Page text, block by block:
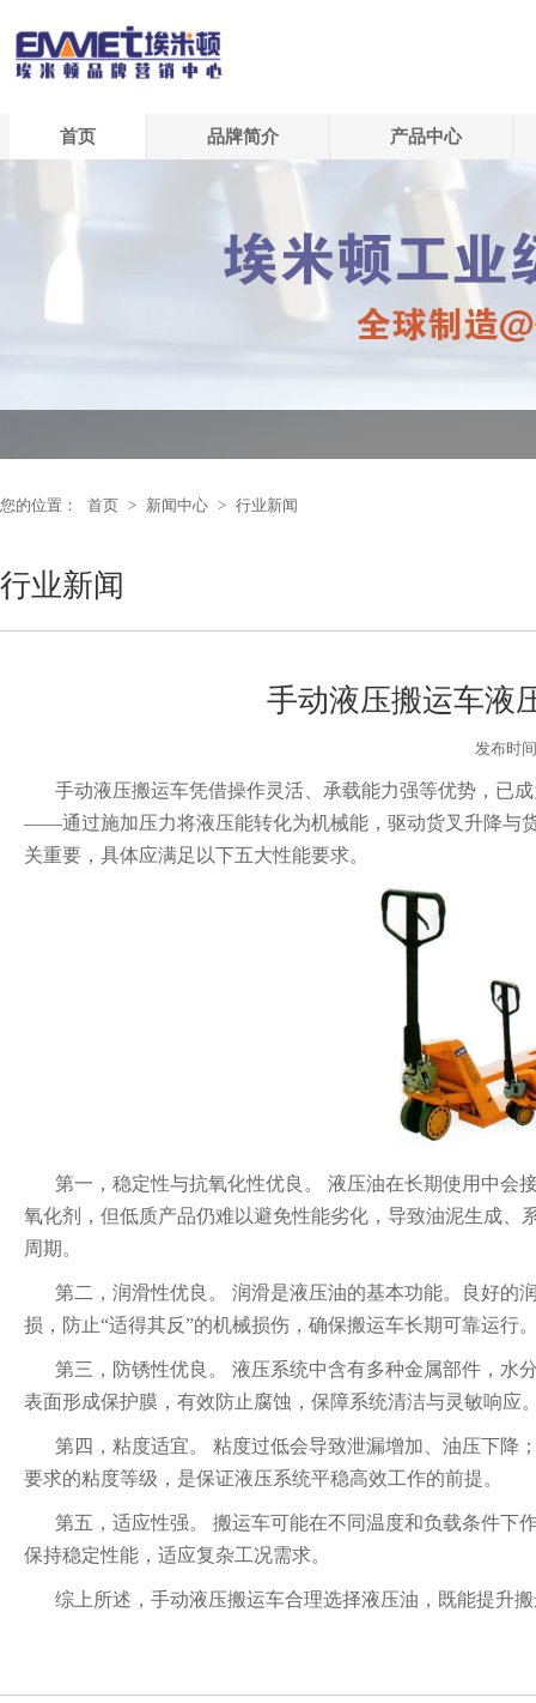
首页 品牌简介 产品中心
您的位置： 首页 > 新闻中心 > 行业新闻
行业新闻
手动液压搬运车液
发布时
手动液压搬运车凭借操作灵活、承载能力强等优势，已
——通过施加压力将液压能转化为机械能，驱动货叉升降与
关重要，具体应满足以下五大性能要求。
第一，稳定性与抗氧化性优良。 液压油在长期使用中会
氧化剂，但低质产品仍难以避免性能劣化，导致油泥生成
周期。
第二，润滑性优良。 润滑是液压油的基本功能。良好的
损，防止“适得其反”的机械损伤，确保搬运车长期可靠运行
第三，防锈性优良。 液压系统中含有多种金属部件，水
表面形成保护膜，有效防止腐蚀，保障系统清洁与灵敏响应
第四，粘度适宜。 粘度过低会导致泄漏增加、油压下降
要求的粘度等级，是保证液压系统平稳高效工作的前提。
第五，适应性强。 搬运车可能在不同温度和负载条件下
保持稳定性能，适应复杂工况需求。
综上所述，手动液压搬运车合理选择液压油，既能提升